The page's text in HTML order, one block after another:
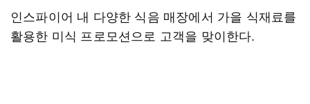
인스파이어 내 다양한 식음 매장에서 가을 식재료를
활용한 미식 프로모션으로 고객을 맞이한다.